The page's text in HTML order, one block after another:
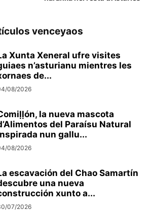
venceyaos
Xunta Xeneral ufre visites
n’asturianu mientres les
de...
08/2026
la nueva mascota
del Paraísu Natural
nun gallu...
08/2026
escavación del Chao Samartín
una nueva
xunto a...
07/2026